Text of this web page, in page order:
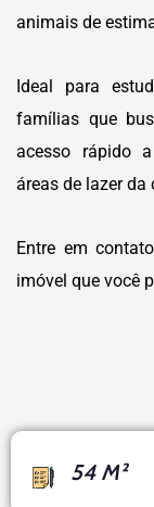
animais de
Ideal para
famílias que
acesso rápido
áreas de lazer
Entre em
imóvel que você
54 M²